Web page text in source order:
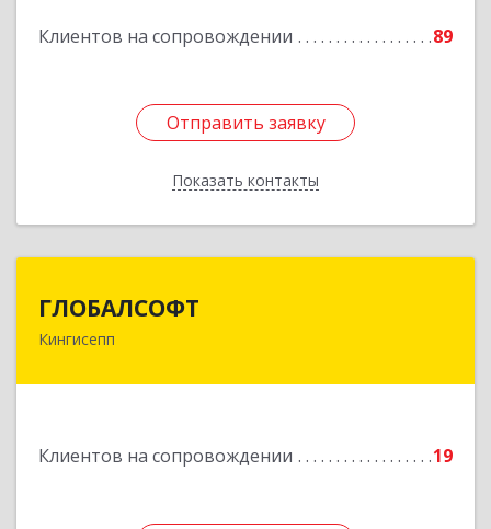
Клиентов на сопровождении 89
Отправить заявку
Показать контакты
Подробнее
Отправить заявку
Назад
ГЛОБАЛСОФТ
Кингисепп
Клиентов на сопровождении 19
188485, Ленинградская обл, Кингисеппский р-н,